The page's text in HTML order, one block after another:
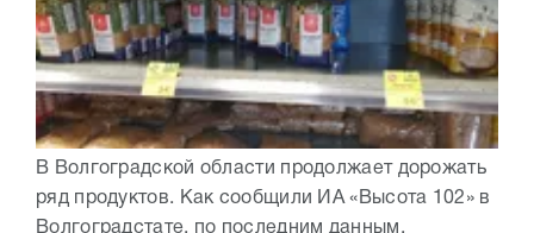
В Волгоградской области продолжает дорожать
ряд продуктов. Как сообщили ИА «Высота 102» в
Волгоградстате, по последним данным,